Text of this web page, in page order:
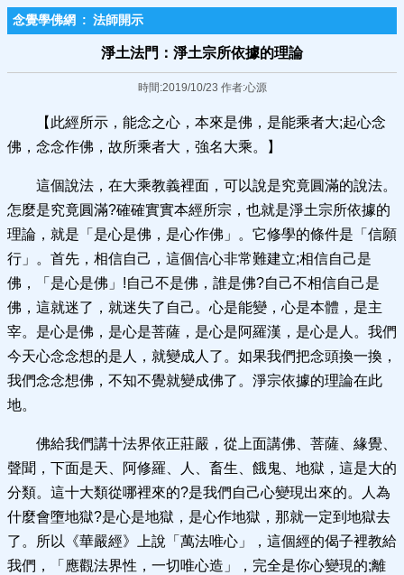
念覺學佛網 : 法師開示
淨土法門：淨土宗所依據的理論
時間:2019/10/23 作者:心源
【此經所示，能念之心，本來是佛，是能乘者大;起心念
佛，念念作佛，故所乘者大，強名大乘。】
這個說法，在大乘教義裡面，可以說是究竟圓滿的說法。
怎麼是究竟圓滿?確確實實本經所宗，也就是淨土宗所依據的
理論，就是「是心是佛，是心作佛」。它修學的條件是「信願
行」。首先，相信自己，這個信心非常難建立;相信自己是
佛，「是心是佛」!自己不是佛，誰是佛?自己不相信自己是
佛，這就迷了，就迷失了自己。心是能變，心是本體，是主
宰。是心是佛，是心是菩薩，是心是阿羅漢，是心是人。我們
今天心念念想的是人，就變成人了。如果我們把念頭換一換，
我們念念想佛，不知不覺就變成佛了。淨宗依據的理論在此
地。
佛給我們講十法界依正莊嚴，從上面講佛、菩薩、緣覺、
聲聞，下面是天、阿修羅、人、畜生、餓鬼、地獄，這是大的
分類。這十大類從哪裡來的?是我們自己心變現出來的。人為
什麼會墮地獄?是心是地獄，是心作地獄，那就一定到地獄去
了。所以《華嚴經》上說「萬法唯心」，這個經的偈子裡教給
我們，「應觀法界性，一切唯心造」，完全是你心變現的;離